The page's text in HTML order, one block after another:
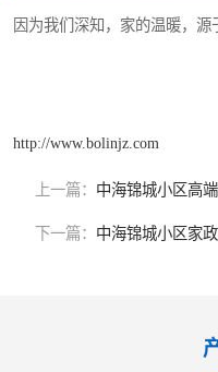
因为我们深知，家的温暖，源
http://www.bolinjz.com
上一篇： 中海锦城小区高
下一篇： 中海锦城小区家